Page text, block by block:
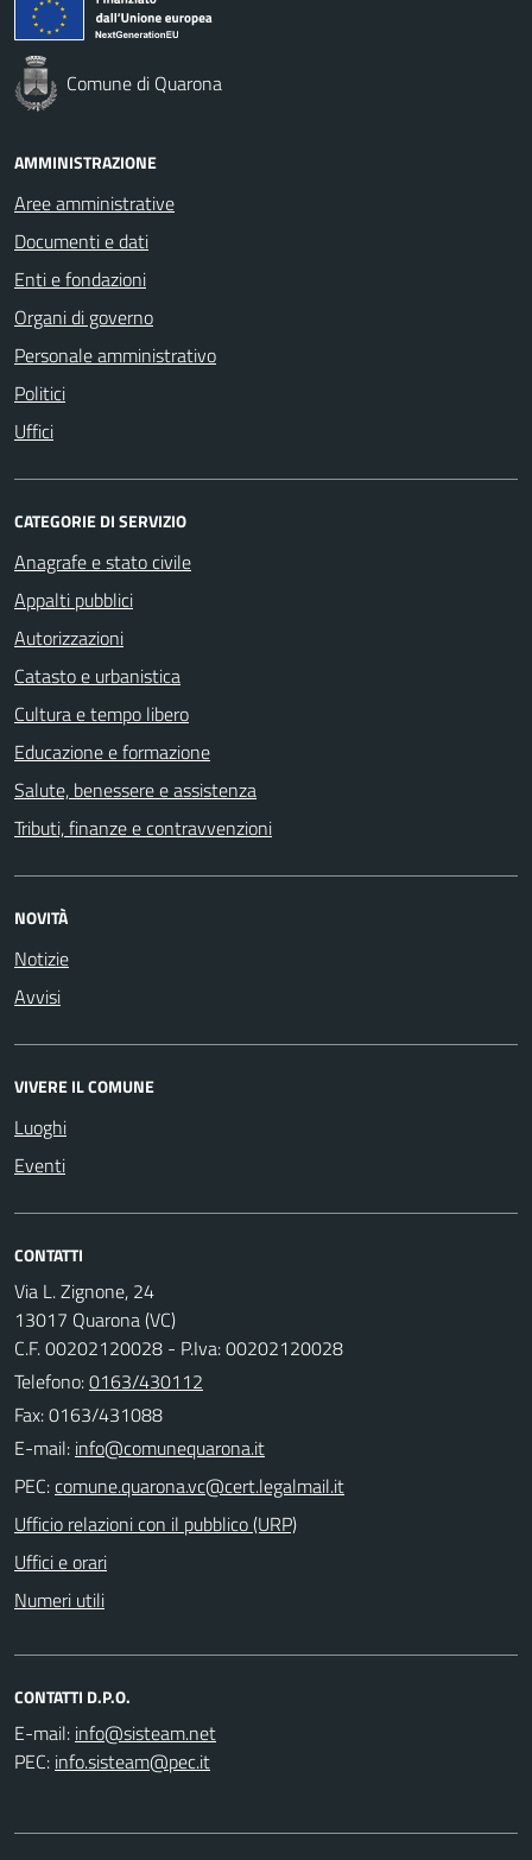
Comune di Quarona
AMMINISTRAZIONE
Aree amministrative
Documenti e dati
Enti e fondazioni
Organi di governo
Personale amministrativo
Politici
Uffici
CATEGORIE DI SERVIZIO
Anagrafe e stato civile
Appalti pubblici
Autorizzazioni
Catasto e urbanistica
Cultura e tempo libero
Educazione e formazione
Salute, benessere e assistenza
Tributi, finanze e contravvenzioni
NOVITÀ
Notizie
Avvisi
VIVERE IL COMUNE
Luoghi
Eventi
CONTATTI
Via L. Zignone, 24
13017 Quarona (VC)
C.F. 00202120028 - P.Iva: 00202120028
Telefono:0163/430112
Fax: 0163/431088
E-mail:
PEC:
Ufficio relazioni con il pubblico (URP)
Uffici e orari
Numeri utili
CONTATTI D.P.O.
E-mail:
PEC: